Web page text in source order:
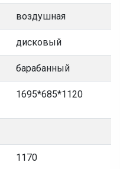
воздушная
дисковый
барабанный
1695*685*1120
1170